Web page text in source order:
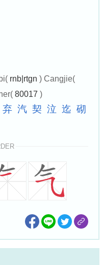
rnb|rtgn ) Cangjie(
80017 )
弃 汽 契 泣 迄 砌